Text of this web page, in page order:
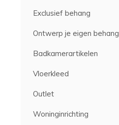
Exclusief behang
Ontwerp je eigen behang
Badkamerartikelen
Vloerkleed
Outlet
Woninginrichting